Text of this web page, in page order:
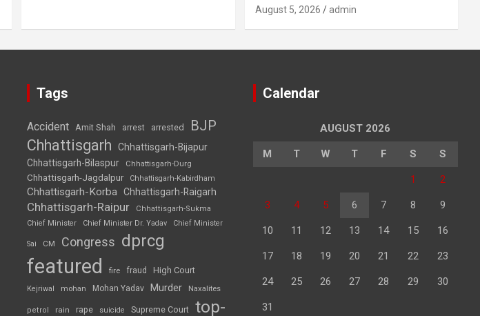
August 5, 2026 admin
Tags
Accident Amit Shah arrest arrested BJP
Chhattisgarh
Chhattisgarh-Bijapur
Chhattisgarh-Bilaspur
Chhattisgarh-Durg
Chhattisgarh-Jagdalpur Chhattisgarh-Kabirdham
Chhattisgarh-Korba Chhattisgarh-Raigarh
Chhattisgarh-Raipur
Chhattisgarh-Sukma
Chief Minister
Chief Minister Dr. Yadav Chief Minister
Sai CM Congress dprcg
featured fire fraud High Court
Kejriwal mohan Mohan Yadav Murder Naxalites
petrol rain rape suicide Supreme Court top-
Calendar
AUGUST 2026
M T W T F S S
1 2
3 4 5 6 7 8 9
10 11 12 13 14 15 16
17 18 19 20 21 22 23
24 25 26 27 28 29 30
31